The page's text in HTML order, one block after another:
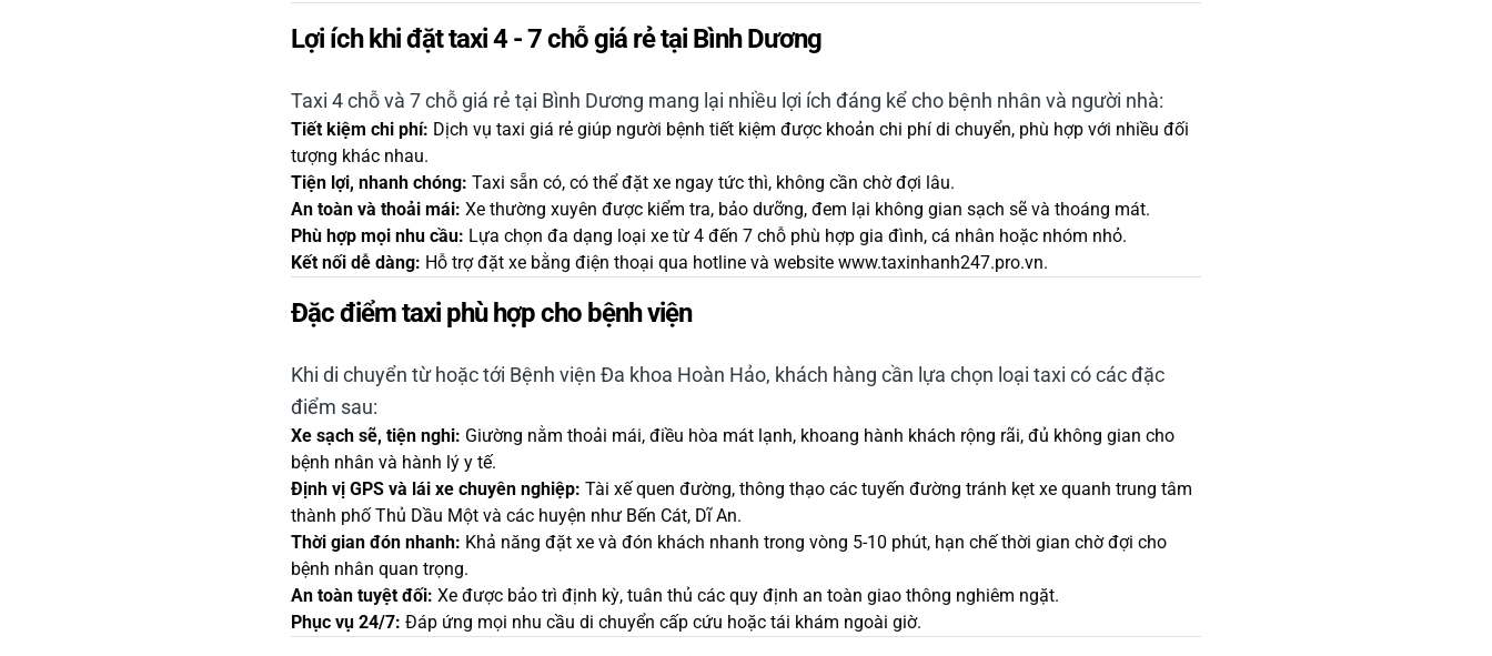
Lợi ích khi đặt taxi 4 - 7 chỗ giá rẻ tại Bình Dương
Taxi 4 chỗ và 7 chỗ giá rẻ tại Bình Dương mang lại nhiều lợi ích đáng kể cho bệnh nhân và người nhà:
Tiết kiệm chi phí: Dịch vụ taxi giá rẻ giúp người bệnh tiết kiệm được khoản chi phí di chuyển, phù hợp với nhiều đối
tượng khác nhau.
Tiện lợi, nhanh chóng: Taxi sẵn có, có thể đặt xe ngay tức thì, không cần chờ đợi lâu.
An toàn và thoải mái: Xe thường xuyên được kiểm tra, bảo dưỡng, đem lại không gian sạch sẽ và thoáng mát.
Phù hợp mọi nhu cầu: Lựa chọn đa dạng loại xe từ 4 đến 7 chỗ phù hợp gia đình, cá nhân hoặc nhóm nhỏ.
Kết nối dễ dàng: Hỗ trợ đặt xe bằng điện thoại qua hotline và website www.taxinhanh247.pro.vn.
Đặc điểm taxi phù hợp cho bệnh viện
Khi di chuyển từ hoặc tới Bệnh viện Đa khoa Hoàn Hảo, khách hàng cần lựa chọn loại taxi có các đặc
điểm sau:
Xe sạch sẽ, tiện nghi: Giường nằm thoải mái, điều hòa mát lạnh, khoang hành khách rộng rãi, đủ không gian cho
bệnh nhân và hành lý y tế.
Định vị GPS và lái xe chuyên nghiệp: Tài xế quen đường, thông thạo các tuyến đường tránh kẹt xe quanh trung tâm
thành phố Thủ Dầu Một và các huyện như Bến Cát, Dĩ An.
Thời gian đón nhanh: Khả năng đặt xe và đón khách nhanh trong vòng 5-10 phút, hạn chế thời gian chờ đợi cho
bệnh nhân quan trọng.
An toàn tuyệt đối: Xe được bảo trì định kỳ, tuân thủ các quy định an toàn giao thông nghiêm ngặt.
Phục vụ 24/7: Đáp ứng mọi nhu cầu di chuyển cấp cứu hoặc tái khám ngoài giờ.